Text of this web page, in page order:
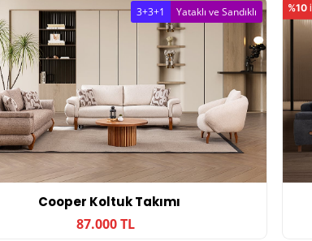
Cooper Koltuk Takımı
87.000 TL
3+3+1 Yataklı ve Sandıklı %10